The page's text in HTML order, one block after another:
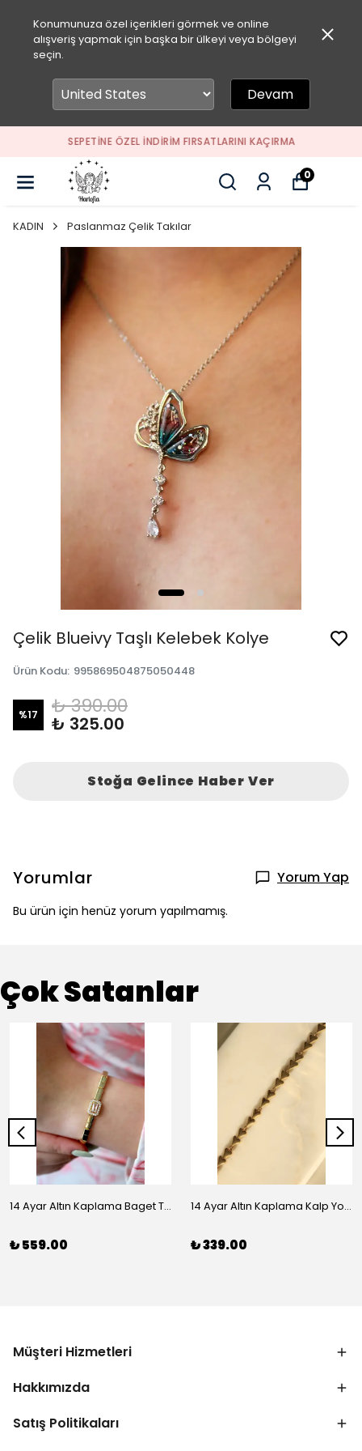
Konumunuza özel içerikleri görmek ve online
alışveriş yapmak için başka bir ülkeyi veya bölgeyi
seçin.
Devam
SEPETİNE ÖZEL İNDİRİM FIRSATLARINI KAÇIRMA
0
KADIN Paslanmaz Çelik Takılar
Çelik Blueivy Taşlı Kelebek Kolye
Ürün Kodu: 995869504875050448
%17 ₺ 390.00
₺ 325.00
Stoğa Gelince Haber Ver
Yorumlar Yorum Yap
Bu ürün için henüz yorum yapılmamış.
Çok Satanlar
14 Ayar Altın Kaplama Baget Taşlı Vip Bileklik
₺ 559.00
14 Ayar Altın Kaplama Kalp Yolu Bileklik
₺ 339.00
Müşteri Hizmetleri
Hakkımızda
Satış Politikaları